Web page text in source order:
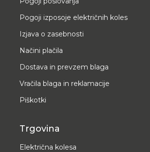
Pogoji izposoje električnih koles
Izjava o zasebnosti
Načini plačila
Dostava in prevzem blaga
Vračila blaga in reklamacije
Piškotki
Trgovina
Električna kolesa